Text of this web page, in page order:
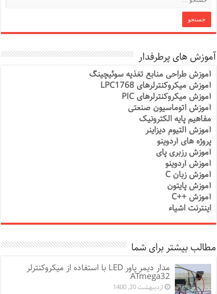
آموزش های پرطرفدار
آموزش طراحی منابع تغذیه سوئیچینگ
آموزش میکروکنترلرهای LPC1768
آموزش میکروکنترلرهای PIC
آموزش اتوماسیون صنعتی
مفاهیم پایه الکترونیک
آموزش آلتیوم دیزاینر
پروژه های آردوینو
آموزش رزبری پای
آموزش آردوینو
آموزش زبان C
آموزش پایتون
آموزش ++C
اینترنت اشیاء
مطالب بیشتر برای شما
مدار دیمر پاور LED با استفاده از میکروکنترلر
ATmega32
اردیبهشت 20, 1400